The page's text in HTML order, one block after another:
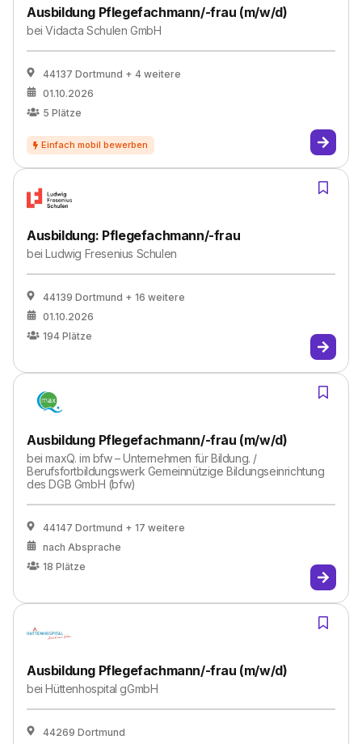
Ausbildung Pflegefachmann/-frau (m/w/d)
beiVidacta Schulen GmbH
44137 Dortmund + 4 weitere
01.10.2026
5 Plätze
Ausbildung: Pflegefachmann/-frau
beiLudwig Fresenius Schulen
44139 Dortmund + 16 weitere
01.10.2026
194 Plätze
Ausbildung Pflegefachmann/-frau (m/w/d)
beimaxQ. im bfw – Unternehmen für Bildung. /
Berufsfortbildungswerk Gemeinnützige Bildungseinrichtung
des DGB GmbH (bfw)
44147 Dortmund + 17 weitere
nach Absprache
18 Plätze
Ausbildung Pflegefachmann/-frau (m/w/d)
beiHüttenhospital gGmbH
44269 Dortmund